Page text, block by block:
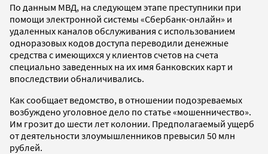
По данным МВД, на следующем этапе преступники при
помощи электронной системы «Сбербанк-онлайн» и
удаленных каналов обслуживания с использованием
одноразовых кодов доступа переводили денежные
средства с имеющихся у клиентов счетов на счета
специально заведенных на их имя банковских карт и
впоследствии обналичивались.
Как сообщает ведомство, в отношении подозреваемых
возбуждено уголовное дело по статье «мошенничество».
Им грозит до шести лет колонии. Предполагаемый ущерб
от деятельности злоумышленников превысил 50 млн
рублей.